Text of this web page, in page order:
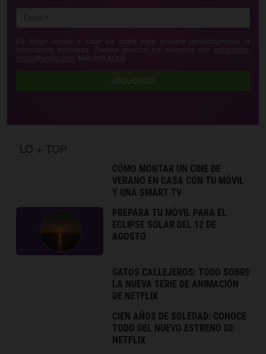
En Yoigo vamos a tratar tus datos para enviarte periódicamente la
información solicitada. Puedes ejercitar tus derechos con privacidad-
yoigo@yoigo.com . Más Info AQUÍ
¡SÍGUENOS!
LO + TOP
CÓMO MONTAR UN CINE DE
VERANO EN CASA CON TU MÓVIL
Y UNA SMART TV
PREPARA TU MÓVIL PARA EL
ECLIPSE SOLAR DEL 12 DE
AGOSTO
GATOS CALLEJEROS: TODO SOBRE
LA NUEVA SERIE DE ANIMACIÓN
DE NETFLIX
CIEN AÑOS DE SOLEDAD: CONOCE
TODO DEL NUEVO ESTRENO DE
NETFLIX